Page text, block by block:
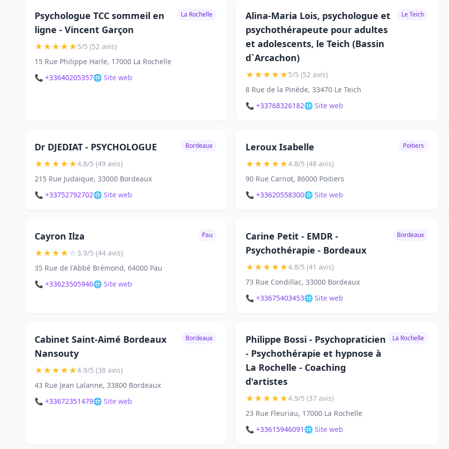
Psychologue TCC sommeil en
ligne - Vincent Garçon
La Rochelle
★★★★★5/5 (52 avis)
15 Rue Philippe Harle, 17000 La Rochelle
📞 +33640205357🌐 Site web
Alina-Maria Lois, psychologue et
psychothérapeute pour adultes
et adolescents, le Teich (Bassin
d`Arcachon)
Le Teich
★★★★★5/5 (52 avis)
8 Rue de la Pinède, 33470 Le Teich
📞 +33768326182🌐 Site web
Dr DJEDIAT - PSYCHOLOGUE Bordeaux
★★★★★4.8/5 (49 avis)
215 Rue Judaïque, 33000 Bordeaux
📞 +33752792702🌐 Site web
Leroux Isabelle Poitiers
★★★★★4.8/5 (48 avis)
90 Rue Carnot, 86000 Poitiers
📞 +33620558300🌐 Site web
Cayron Ilza Pau
★★★★☆3.9/5 (44 avis)
35 Rue de l'Abbé Brémond, 64000 Pau
📞 +33623505946🌐 Site web
Carine Petit - EMDR -
Psychothérapie - Bordeaux
Bordeaux
★★★★★4.8/5 (41 avis)
73 Rue Condillac, 33000 Bordeaux
📞 +33675403453🌐 Site web
Cabinet Saint-Aimé Bordeaux
Nansouty
Bordeaux
★★★★★4.9/5 (38 avis)
43 Rue Jean Lalanne, 33800 Bordeaux
📞 +33672351479🌐 Site web
Philippe Bossi - Psychopraticien
- Psychothérapie et hypnose à
La Rochelle - Coaching
d'artistes
La Rochelle
★★★★★4.9/5 (37 avis)
23 Rue Fleuriau, 17000 La Rochelle
📞 +33615946091 🌐 Site web